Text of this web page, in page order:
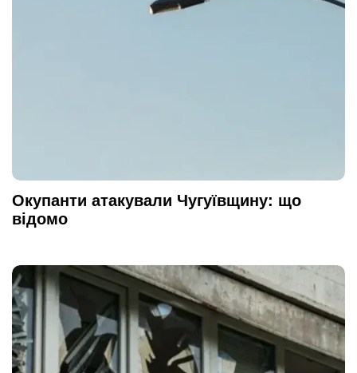
Окупанти атакували Чугуївщину: що
відомо